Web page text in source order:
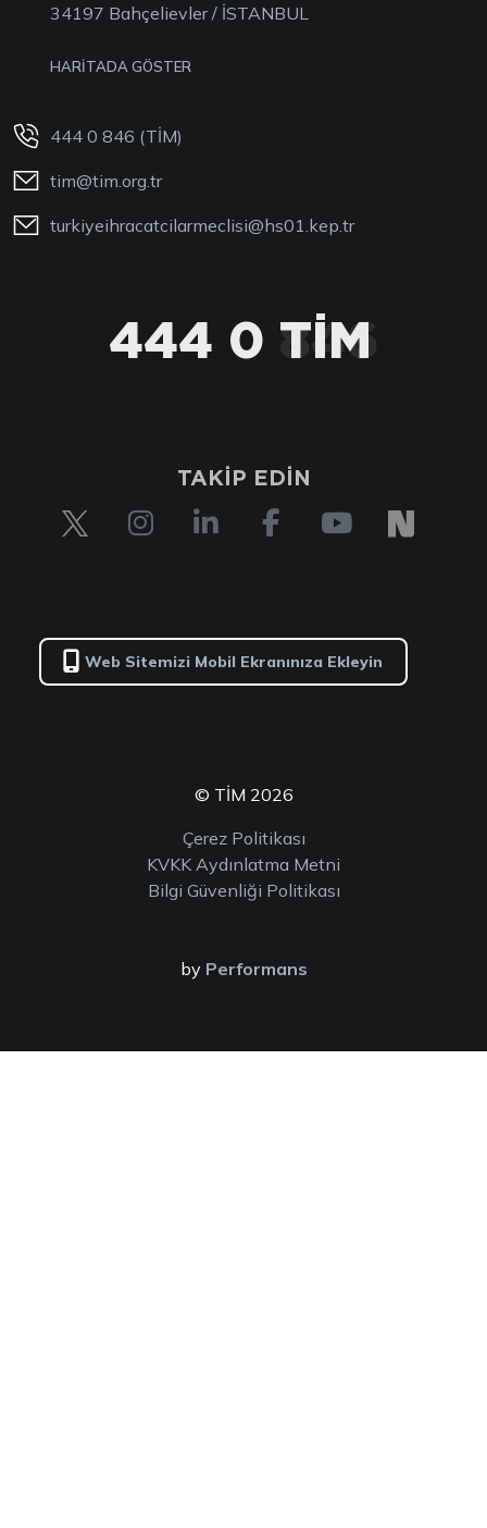
34197 Bahçelievler / İSTANBUL
HARİTADA GÖSTER
444 0 846 (TİM)
tim@tim.org.tr
turkiyeihracatcilarmeclisi@hs01.kep.tr
444 0 TİM
TAKİP EDİN
Web Sitemizi Mobil Ekranınıza Ekleyin
© TİM 2026
Çerez Politikası
KVKK Aydınlatma Metni
Bilgi Güvenliği Politikası
by Performans